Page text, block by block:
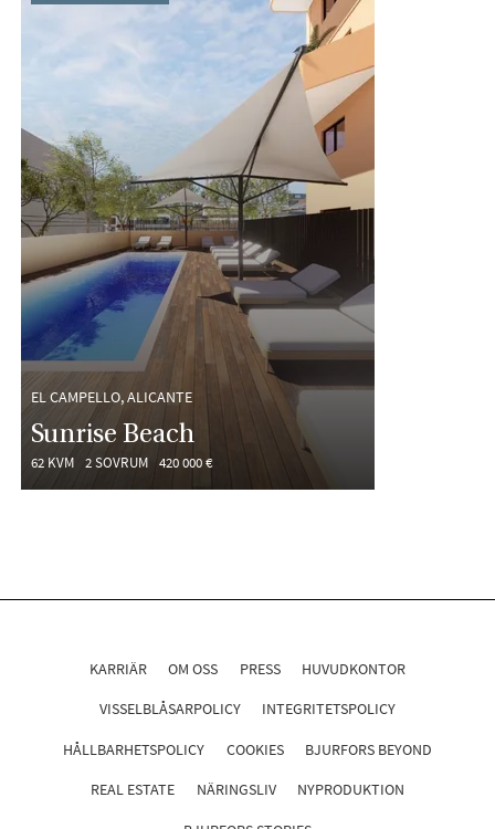
EL CAMPELLO, ALICANTE
Sunrise Beach
62 KVM 2 SOVRUM 420 000 €
KARRIÄR OM OSS PRESS HUVUDKONTOR
VISSELBLÅSARPOLICY INTEGRITETSPOLICY
HÅLLBARHETSPOLICY COOKIES BJURFORS BEYOND
REAL ESTATE NÄRINGSLIV NYPRODUKTION